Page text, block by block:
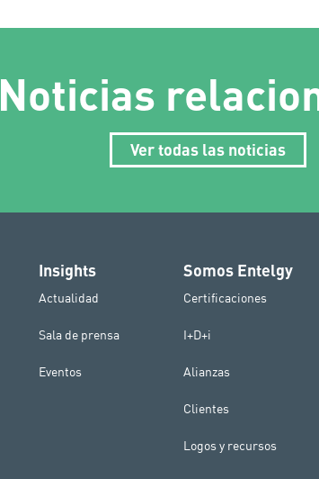
Noticias
Ver todas las noticias
Insights
Actualidad
Sala de prensa
Eventos
Somos Entelgy
Certificaciones
I+D+i
Alianzas
Clientes
Logos y recursos